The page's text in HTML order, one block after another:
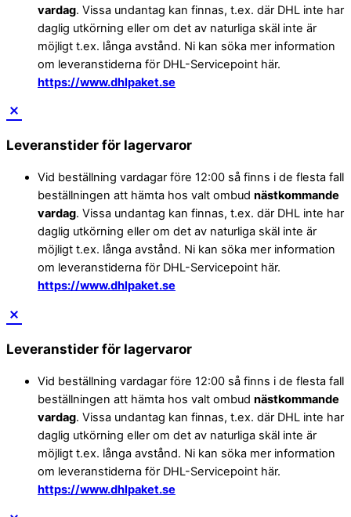
vardag. Vissa undantag kan finnas, t.ex. där DHL inte har
daglig utkörning eller om det av naturliga skäl inte är
möjligt t.ex. långa avstånd. Ni kan söka mer information
om leveranstiderna för DHL-Servicepoint här.
https://www.dhlpaket.se
Leveranstider för lagervaror
Vid beställning vardagar före 12:00 så finns i de flesta fall
beställningen att hämta hos valt ombud nästkommande
vardag. Vissa undantag kan finnas, t.ex. där DHL inte har
daglig utkörning eller om det av naturliga skäl inte är
möjligt t.ex. långa avstånd. Ni kan söka mer information
om leveranstiderna för DHL-Servicepoint här.
https://www.dhlpaket.se
Leveranstider för lagervaror
Vid beställning vardagar före 12:00 så finns i de flesta fall
beställningen att hämta hos valt ombud nästkommande
vardag. Vissa undantag kan finnas, t.ex. där DHL inte har
daglig utkörning eller om det av naturliga skäl inte är
möjligt t.ex. långa avstånd. Ni kan söka mer information
om leveranstiderna för DHL-Servicepoint här.
https://www.dhlpaket.se